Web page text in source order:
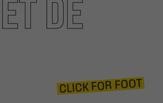
DE
CLICK FOR FOOT